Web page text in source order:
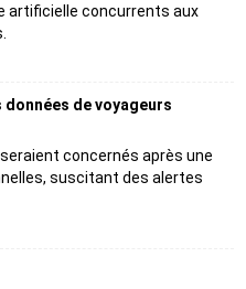
artificielle concurrents aux
de voyageurs
seraient concernés après une
suscitant des alertes